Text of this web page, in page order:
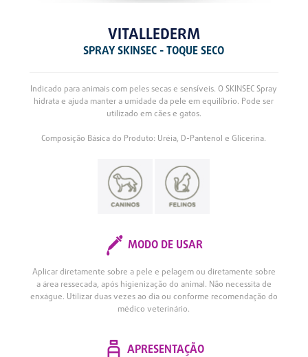
VITALLEDERM
SPRAY SKINSEC - TOQUE SECO
Indicado para animais com peles secas e sensíveis. O SKINSEC Spray
hidrata e ajuda manter a umidade da pele em equilíbrio. Pode ser
utilizado em cães e gatos.
Composição Básica do Produto: Uréia, D-Pantenol e Glicerina.
MODO DE USAR
Aplicar diretamente sobre a pele e pelagem ou diretamente sobre
a área ressecada, após higienização do animal. Não necessita de
enxágue. Utilizar duas vezes ao dia ou conforme recomendação do
médico veterinário.
APRESENTAÇÃO